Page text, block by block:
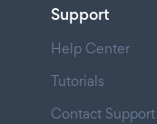
Support
Help Center
Tutorials
Contact Support